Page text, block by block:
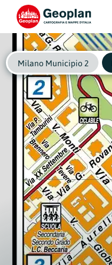
Milano Municipio 2